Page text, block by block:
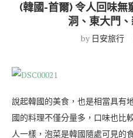
(韓國-首爾) 令人回味無
洞、東大門
by 日安旅行
說起韓國的美食，也是相當具有
國的料理不僅分量多，口味也比
人一樣，泡菜是韓國隨處可見的